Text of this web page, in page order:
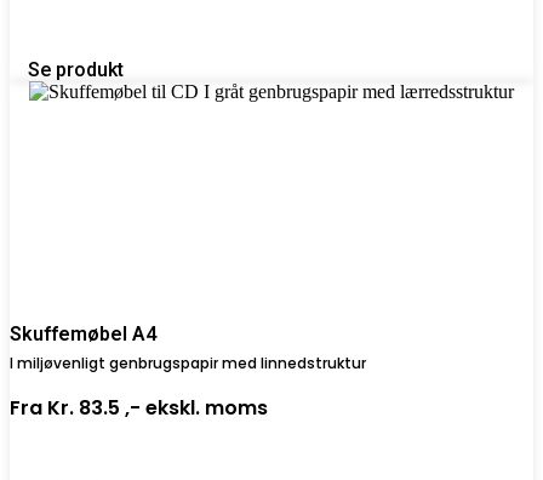
Se produkt
Skuffemøbel A4
I miljøvenligt genbrugspapir med linnedstruktur
Fra Kr. 83.5 ,- ekskl. moms